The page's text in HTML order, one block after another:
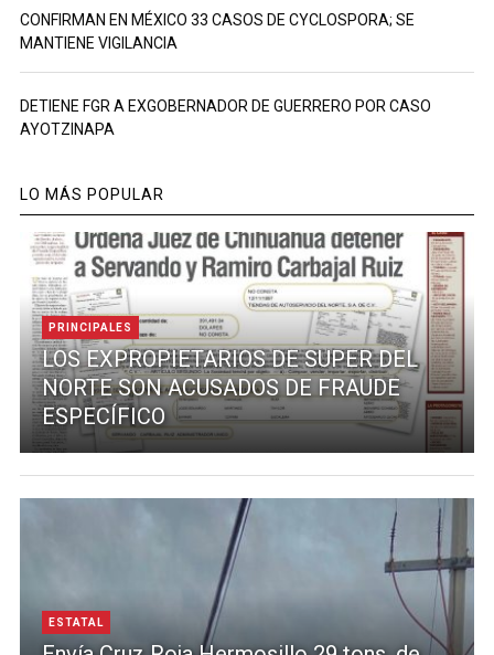
CONFIRMAN EN MÉXICO 33 CASOS DE CYCLOSPORA; SE
MANTIENE VIGILANCIA
DETIENE FGR A EXGOBERNADOR DE GUERRERO POR CASO
AYOTZINAPA
LO MÁS POPULAR
PRINCIPALES
LOS EXPROPIETARIOS DE SUPER DEL
NORTE SON ACUSADOS DE FRAUDE
ESPECÍFICO
ESTATAL